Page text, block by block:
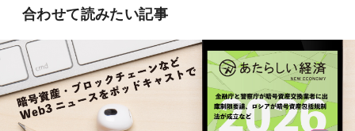
合わせて読みたい記事